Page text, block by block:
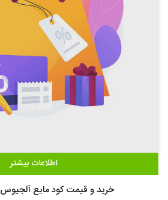
اطلاعات بیشتر
خرید و قیمت کود مایع آلجیوس ۲۰ اسپانیایی